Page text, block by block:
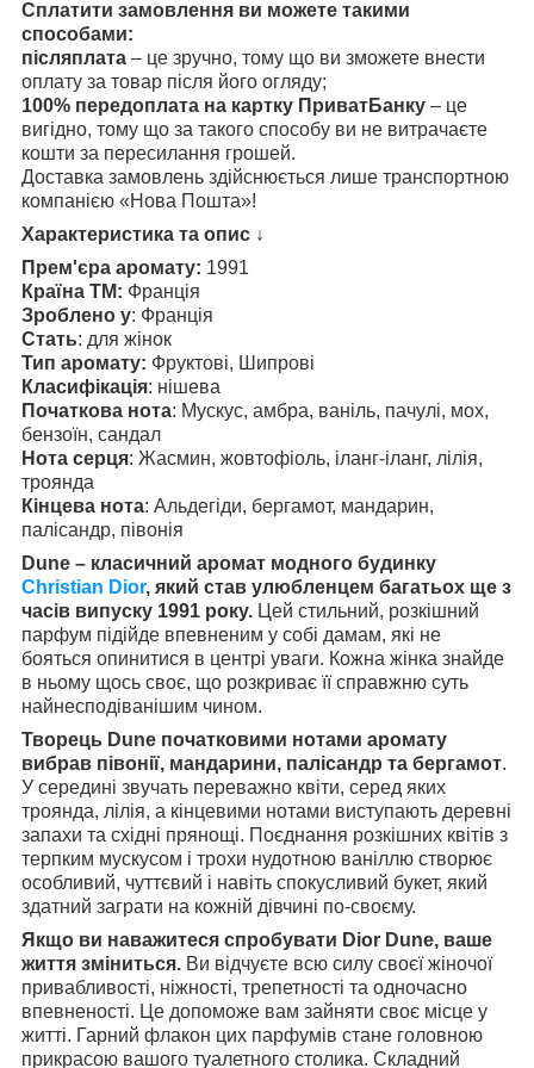
Сплатити замовлення ви можете такими
способами:
післяплата – це зручно, тому що ви зможете внести
оплату за товар після його огляду;
100% передоплата на картку ПриватБанку – це
вигідно, тому що за такого способу ви не витрачаєте
кошти за пересилання грошей.
Доставка замовлень здійснюється лише транспортною
компанією «Нова Пошта»!
Характеристика та опис ↓
Прем'єра аромату: 1991
Країна ТМ: Франція
Зроблено у: Франція
Стать: для жінок
Тип аромату: Фруктові, Шипрові
Класифікація: нішева
Початкова нота: Мускус, амбра, ваніль, пачулі, мох,
бензоїн, сандал
Нота серця: Жасмин, жовтофіоль, іланг-іланг, лілія,
троянда
Кінцева нота: Альдегіди, бергамот, мандарин,
палісандр, півонія
Dune – класичний аромат модного будинку
Christian Dior, який став улюбленцем багатьох ще з
часів випуску 1991 року. Цей стильний, розкішний
парфум підійде впевненим у собі дамам, які не
бояться опинитися в центрі уваги. Кожна жінка знайде
в ньому щось своє, що розкриває її справжню суть
найнесподіванішим чином.
Творець Dune початковими нотами аромату
вибрав півонії, мандарини, палісандр та бергамот.
У середині звучать переважно квіти, серед яких
троянда, лілія, а кінцевими нотами виступають деревні
запахи та східні прянощі. Поєднання розкішних квітів з
терпким мускусом і трохи нудотною ваніллю створює
особливий, чуттєвий і навіть спокусливий букет, який
здатний заграти на кожній дівчині по-своєму.
Якщо ви наважитеся спробувати Dior Dune, ваше
життя зміниться. Ви відчуєте всю силу своєї жіночої
привабливості, ніжності, трепетності та одночасно
впевненості. Це допоможе вам зайняти своє місце у
житті. Гарний флакон цих парфумів стане головною
прикрасою вашого туалетного столика. Складний